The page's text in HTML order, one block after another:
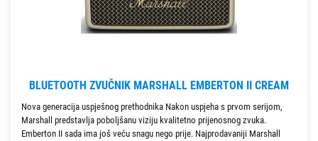
BLUETOOTH ZVUČNIK MARSHALL EMBERTON II CREAM
Nova generacija uspješnog prethodnika Nakon uspjeha s prvom serijom,
Marshall predstavlja poboljšanu viziju kvalitetno prijenosnog zvuka.
Emberton II sada ima još veću snagu nego prije. Najprodavaniji Marshall